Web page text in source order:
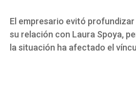
El empresario evitó
su relación con Laura Spoya,
la situación ha afectado el